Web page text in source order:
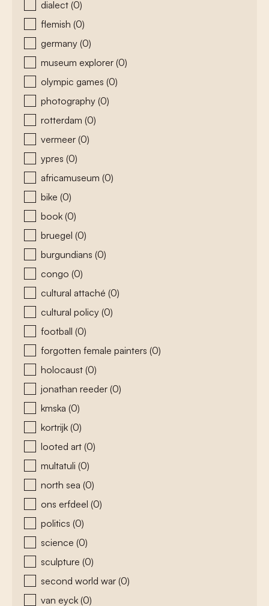
dialect (0)
flemish (0)
germany (0)
museum explorer (0)
olympic games (0)
photography (0)
rotterdam (0)
vermeer (0)
ypres (0)
africamuseum (0)
bike (0)
book (0)
bruegel (0)
burgundians (0)
congo (0)
cultural attaché (0)
cultural policy (0)
football (0)
forgotten female painters (0)
holocaust (0)
jonathan reeder (0)
kmska (0)
kortrijk (0)
looted art (0)
multatuli (0)
north sea (0)
ons erfdeel (0)
politics (0)
science (0)
sculpture (0)
second world war (0)
van eyck (0)